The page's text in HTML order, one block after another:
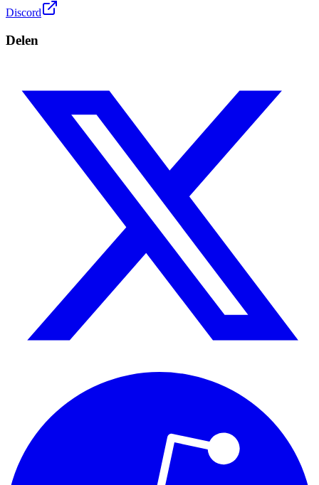
Discord
Delen